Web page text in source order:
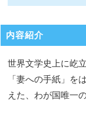
内容紹介
世界文学史上に屹
「妻への手紙」を
えた、わが国唯一